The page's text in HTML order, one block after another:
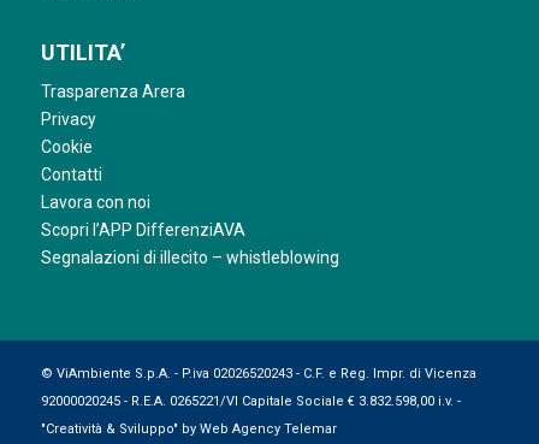
UTILITA’
Trasparenza Arera
Privacy
Cookie
Contatti
Lavora con noi
Scopri l’APP DifferenziAVA
Segnalazioni di illecito – whistleblowing
© ViAmbiente S.p.A. - P.iva 02026520243 - C.F. e Reg. Impr. di Vicenza
92000020245 - R.E.A. 0265221/VI Capitale Sociale € 3.832.598,00 i.v. -
"Creatività & Sviluppo" by Web Agency Telemar